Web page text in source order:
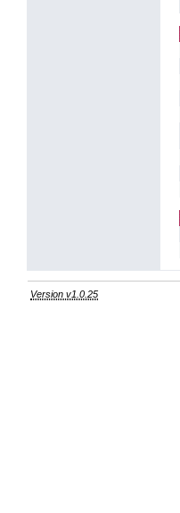
Version v1.0.25